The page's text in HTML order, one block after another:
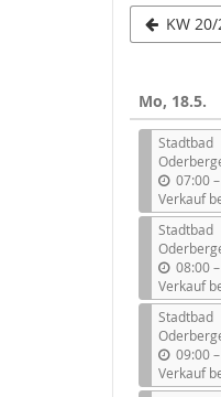
KW
Mo, 18.5.
Stadtbad
07:00–
i
Verkauf
Stadtbad
08:00–
i
Verkauf
Stadtbad
09:00–
i
Verkauf